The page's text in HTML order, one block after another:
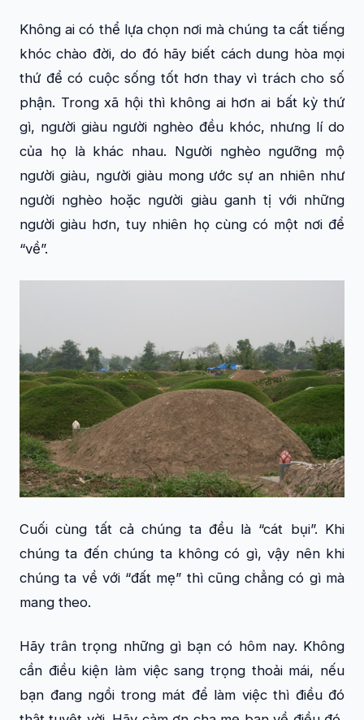
Không ai có thể lựa chọn nơi mà chúng ta cất tiếng
khóc chào đời, do đó hãy biết cách dung hòa mọi
thứ để có cuộc sống tốt hơn thay vì trách cho số
phận. Trong xã hội thì không ai hơn ai bất kỳ thứ
gì, người giàu người nghèo đều khóc, nhưng lí do
của họ là khác nhau. Người nghèo ngưỡng mộ
người giàu, người giàu mong ước sự an nhiên như
người nghèo hoặc người giàu ganh tị với những
người giàu hơn, tuy nhiên họ cùng có một nơi để
“về”.
Cuối cùng tất cả chúng ta đều là “cát bụi”. Khi
chúng ta đến chúng ta không có gì, vậy nên khi
chúng ta về với “đất mẹ” thì cũng chẳng có gì mà
mang theo.
Hãy trân trọng những gì bạn có hôm nay. Không
cần điều kiện làm việc sang trọng thoải mái, nếu
bạn đang ngồi trong mát để làm việc thì điều đó